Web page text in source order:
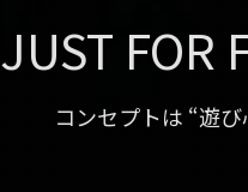
JUST FOR
コンセプトは “遊